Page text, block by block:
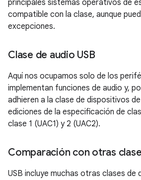
principales sistemas operativos de
compatible con la clase, aunque
excepciones.
Clase de audio USB
Aquí nos ocupamos solo de los
implementan funciones de audio y,
adhieren a la clase de dispositivos
ediciones de la especificación de
clase 1 (UAC1) y 2 (UAC2).
Comparación con otras
USB incluye muchas otras clases de